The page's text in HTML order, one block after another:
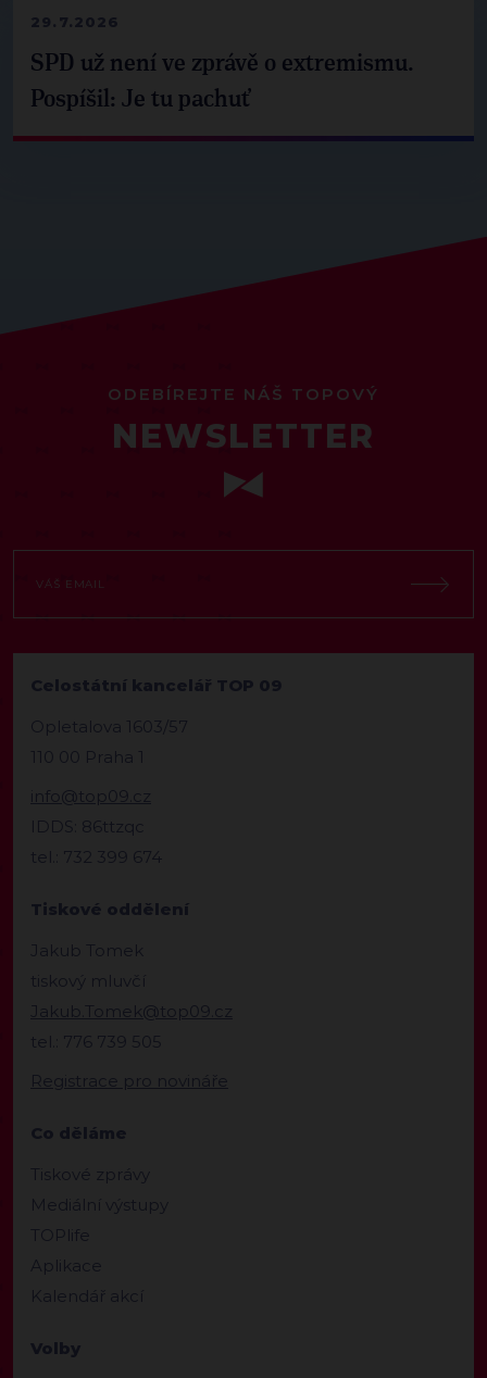
29.7.2026
SPD už není ve zprávě o extremismu.
Pospíšil: Je tu pachuť
ODEBÍREJTE NÁŠ TOPOVÝ
NEWSLETTER
Celostátní kancelář TOP 09
Opletalova 1603/57
110 00 Praha 1
info@top09.cz
IDDS: 86ttzqc
tel.: 732 399 674
Tiskové oddělení
Jakub Tomek
tiskový mluvčí
Jakub.Tomek@top09.cz
tel.: 776 739 505
Registrace pro novináře
Co děláme
Tiskové zprávy
Mediální výstupy
TOPlife
Aplikace
Kalendář akcí
Volby